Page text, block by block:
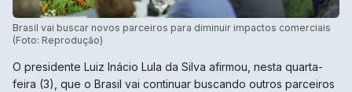
Brasil vai buscar novos parceiros para diminuir impactos comerciais
(Foto: Reprodução)
O presidente Luiz Inácio Lula da Silva afirmou, nesta quarta-
feira (3), que o Brasil vai continuar buscando outros parceiros